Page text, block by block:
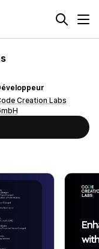
Creation Labs